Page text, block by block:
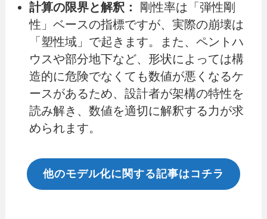
計算の限界と解釈：
剛性率は「弾性剛
性」ベースの指標ですが、実際の崩壊は
「塑性域」で起きます。また、ペントハ
ウスや部分地下など、形状によっては構
造的に危険でなくても数値が悪くなるケ
ースがあるため、設計者が架構の特性を
読み解き、数値を適切に解釈する力が求
められます。
他のモデル化に関する記事はコチラ